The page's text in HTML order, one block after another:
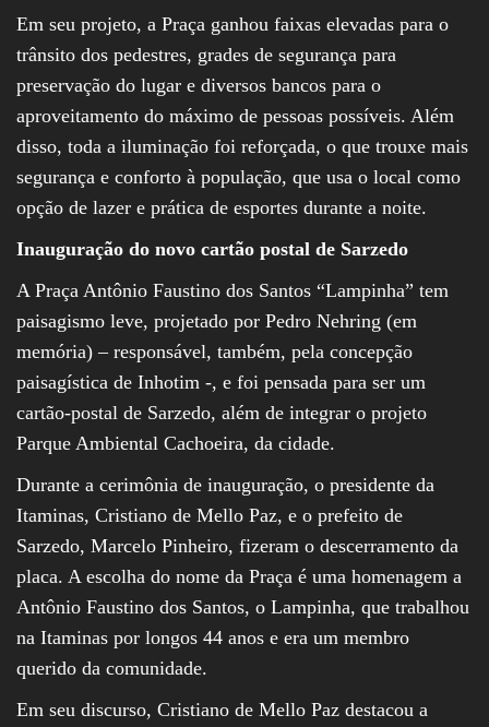
Em seu projeto, a Praça ganhou faixas elevadas para o
trânsito dos pedestres, grades de segurança para
preservação do lugar e diversos bancos para o
aproveitamento do máximo de pessoas possíveis. Além
disso, toda a iluminação foi reforçada, o que trouxe mais
segurança e conforto à população, que usa o local como
opção de lazer e prática de esportes durante a noite.
Inauguração do novo cartão postal de Sarzedo
A Praça Antônio Faustino dos Santos “Lampinha” tem
paisagismo leve, projetado por Pedro Nehring (em
memória) – responsável, também, pela concepção
paisagística de Inhotim -, e foi pensada para ser um
cartão-postal de Sarzedo, além de integrar o projeto
Parque Ambiental Cachoeira, da cidade.
Durante a cerimônia de inauguração, o presidente da
Itaminas, Cristiano de Mello Paz, e o prefeito de
Sarzedo, Marcelo Pinheiro, fizeram o descerramento da
placa. A escolha do nome da Praça é uma homenagem a
Antônio Faustino dos Santos, o Lampinha, que trabalhou
na Itaminas por longos 44 anos e era um membro
querido da comunidade.
Em seu discurso, Cristiano de Mello Paz destacou a